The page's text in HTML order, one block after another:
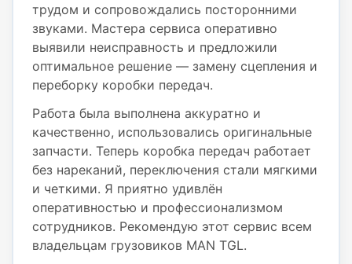
трудом и сопровождались посторонними
звуками. Мастера сервиса оперативно
выявили неисправность и предложили
оптимальное решение — замену сцепления и
переборку коробки передач.
Работа была выполнена аккуратно и
качественно, использовались оригинальные
запчасти. Теперь коробка передач работает
без нареканий, переключения стали мягкими
и четкими. Я приятно удивлён
оперативностью и профессионализмом
сотрудников. Рекомендую этот сервис всем
владельцам грузовиков MAN TGL.